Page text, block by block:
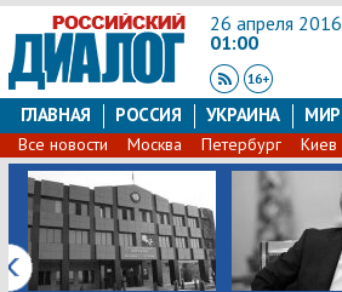
26 апреля 2016
01:00
ГЛАВНАЯ РОССИЯ УКРАИНА МИР
Все новости Москва Петербург Киев